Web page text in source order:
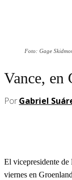
Foto: Gage
Vance, en
PorGabriel
El vicepresidente de
viernes en